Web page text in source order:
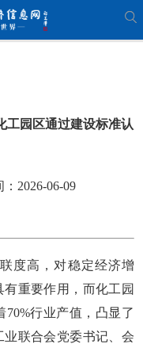
工园区通过建设标准认
2026-06-09
高，对稳定经济增
重要作用，而化工园
行业产值，凸显了
联合会党委书记、会